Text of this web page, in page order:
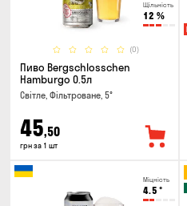
Щільність
12 %
(0)
Пиво Bergschlosschen
Hamburgo 0.5л
Світле, Фільтроване, 5°
45,50
грн за 1 шт
Міцність
4.5 °